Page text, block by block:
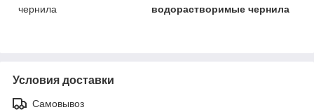
чернила
водорастворимые чернила
Условия доставки
Самовывоз